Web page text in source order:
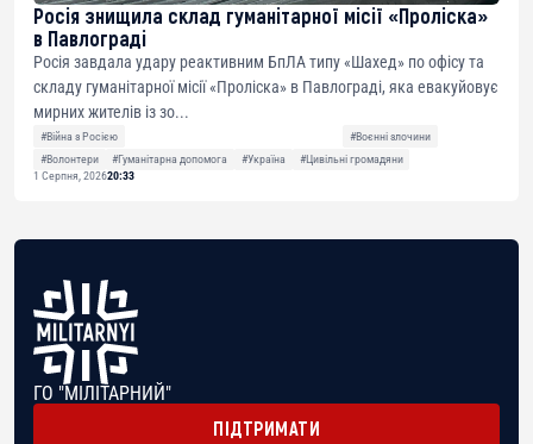
Росія знищила склад гуманітарної місії «Проліска»
в Павлограді
Росія завдала удару реактивним БпЛА типу «Шахед» по офісу та
складу гуманітарної місії «Проліска» в Павлограді, яка евакуйовує
мирних жителів із зо...
#Війна з Росією
#Воєнні злочини
#Волонтери
#Гуманітарна допомога #Україна
#Цивільні громадяни
1 Серпня, 202620:33
ГО "МІЛІТАРНИЙ"
ПІДТРИМАТИ